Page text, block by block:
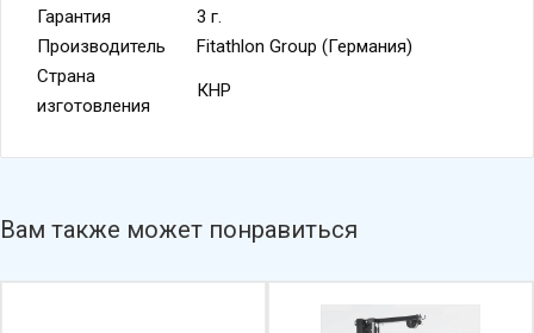
Гарантия
3 г.
Производитель
Fitathlon Group (Германия)
Страна
изготовления
КНР
Вам также может понравиться